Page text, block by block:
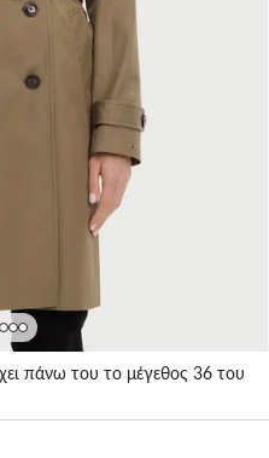
πάνω του το μέγεθος 36 του